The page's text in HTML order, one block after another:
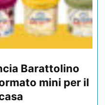
Barattolino
mini per il